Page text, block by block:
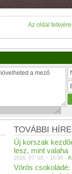
Az oldal tetejére
TOVÁBBI
Új korszak
lesz, mint valaha
2026. 07. 02. - 15:00 -
Vörös